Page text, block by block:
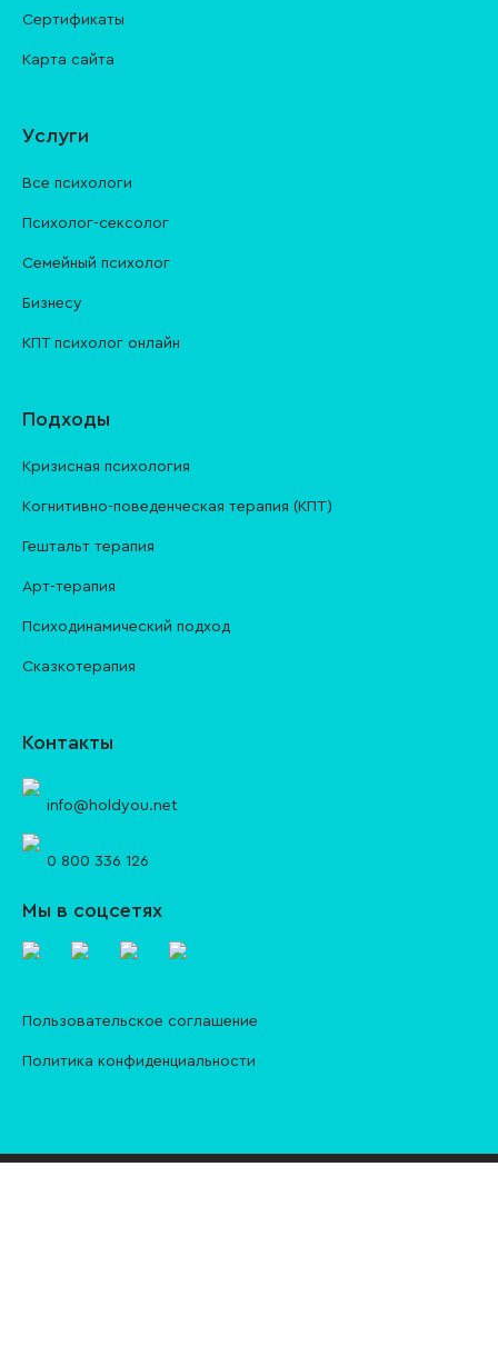
Cертификаты
Карта сайта
Услуги
Все психологи
Психолог-сексолог
Семейный психолог
Бизнесу
КПТ психолог онлайн
Подходы
Кризисная психология
Когнитивно-поведенческая терапия (КПТ)
Гештальт терапия
Арт-терапия
Психодинамический подход
Сказкотерапия
Контакты
info@holdyou.net
0 800 336 126
Мы в соцсетях
Пользовательское соглашение
Политика конфиденциальности